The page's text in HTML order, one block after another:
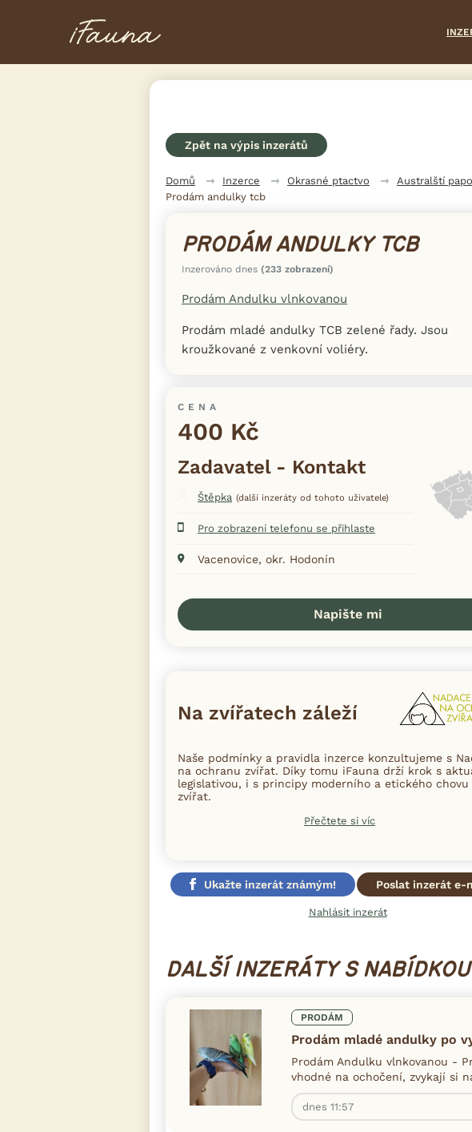
Zpět na výpis inzerátů
Domů Inzerce Okrasné ptactvo
Australští
Prodám andulky tcb
PRODÁM ANDULKY TCB
Inzerováno dnes (233 zobrazení)
Prodám Andulku vlnkovanou
Prodám mladé andulky TCB zelené řady. Jsou
kroužkované z venkovní voliéry.
CENA
400 Kč
Zadavatel - Kontakt
Štěpka (další inzeráty od tohoto uživatele)
Pro zobrazení telefonu se přihlaste
Vacenovice, okr. Hodonín
Napište mi
Na zvířatech záleží
Naše podmínky a pravidla inzerce konzultujeme s
na ochranu zvířat. Díky tomu iFauna drží krok s
legislativou, i s principy moderního a etického chovu
zvířat.
Přečtete si víc
Ukažte inzerát známým! Poslat inzerát e-
Nahlásit inzerát
DALŠÍ INZERÁTY S NABÍDKOU
PRODÁM
Prodám mladé andulky po
Prodám Andulku vlnkovanou -
vhodné na ochočení, zvykají si
dnes 11:57